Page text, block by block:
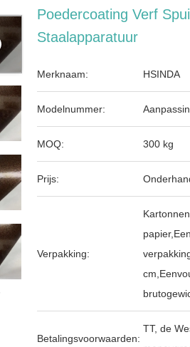
Poedercoating Verf
Staalapparatuur
Merknaam: HSINDA
Modelnummer:
MOQ: 300 kg
Prijs:
Verpakking:
Betalingsvoorwaarden:
TT, de